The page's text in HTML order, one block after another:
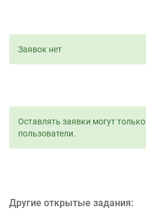
Заявок нет
Оставлять заявки могут только
пользователи.
Другие открытые задания: